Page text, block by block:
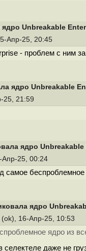
Unbreakable
Апр-25, 20:45
- проблем с ним
ядро Unbreakable
25, 21:59
ядро Unbreakable
25, 00:24
самое беспроблемное
ядро
(ok), 16-Апр-25, 10:53
ядро из
селектеле даже не